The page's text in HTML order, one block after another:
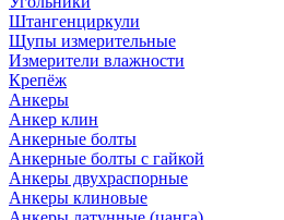
Штангенциркули
Щупы измерительные
Измерители влажности
Крепёж
Анкеры
Анкер клин
Анкерные болты
Анкерные болты с гайкой
Анкеры двухраспорные
Анкеры клиновые